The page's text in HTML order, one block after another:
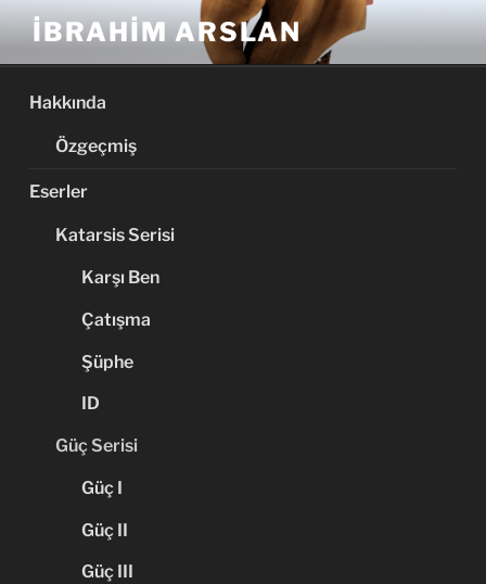
İçeriğe
İBRAHIM ARSLAN
Hakkında
Özgeçmiş
Eserler
Katarsis Serisi
Karşı Ben
Çatışma
Şüphe
ID
Güç Serisi
Güç I
Güç II
Güç III